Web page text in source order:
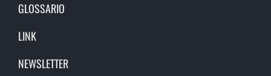
GLOSSARIO
LINK
NEWSLETTER